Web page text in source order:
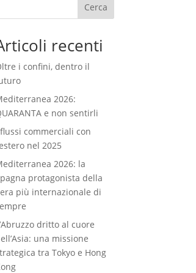
Cerca
recenti
i confini, dentro il
2026:
e non sentirli
commerciali con
nel 2025
2026: la
protagonista della
più internazionale di
dritto al cuore
una missione
tra Tokyo e Hong